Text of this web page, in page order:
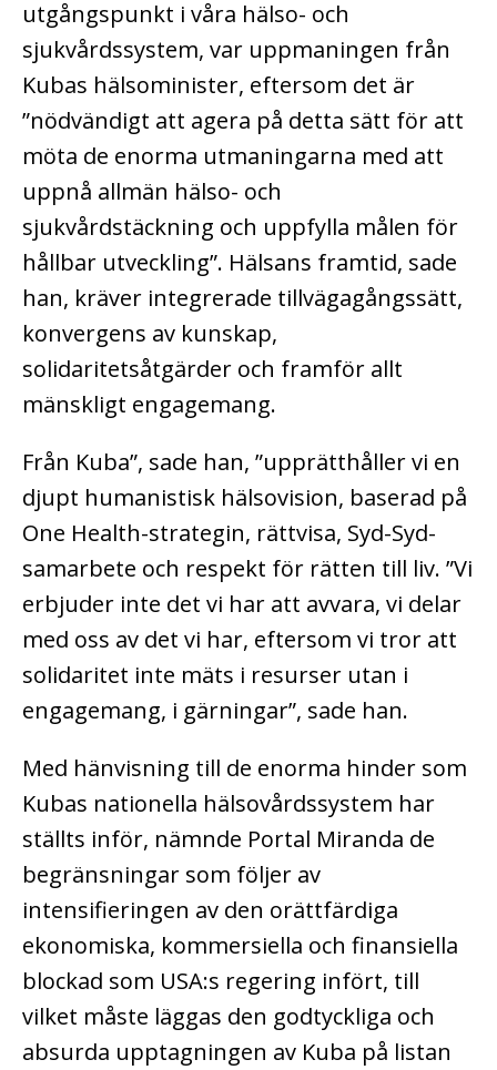
utgångspunkt i våra hälso- och
sjukvårdssystem, var uppmaningen från
Kubas hälsominister, eftersom det är
”nödvändigt att agera på detta sätt för att
möta de enorma utmaningarna med att
uppnå allmän hälso- och
sjukvårdstäckning och uppfylla målen för
hållbar utveckling”. Hälsans framtid, sade
han, kräver integrerade tillvägagångssätt,
konvergens av kunskap,
solidaritetsåtgärder och framför allt
mänskligt engagemang.
Från Kuba”, sade han, ”upprätthåller vi en
djupt humanistisk hälsovision, baserad på
One Health-strategin, rättvisa, Syd-Syd-
samarbete och respekt för rätten till liv. ”Vi
erbjuder inte det vi har att avvara, vi delar
med oss av det vi har, eftersom vi tror att
solidaritet inte mäts i resurser utan i
engagemang, i gärningar”, sade han.
Med hänvisning till de enorma hinder som
Kubas nationella hälsovårdssystem har
ställts inför, nämnde Portal Miranda de
begränsningar som följer av
intensifieringen av den orättfärdiga
ekonomiska, kommersiella och finansiella
blockad som USA:s regering infört, till
vilket måste läggas den godtyckliga och
absurda upptagningen av Kuba på listan